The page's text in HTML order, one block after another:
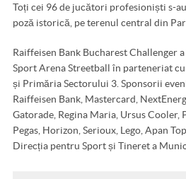
Toți cei 96 de jucători profesioniști s-
poză istorică, pe terenul central din
Raiffeisen Bank Bucharest Challenger
Sport Arena Streetball în parteneriat
și Primăria Sectorului 3. Sponsorii
Raiffeisen Bank, Mastercard,
Gatorade, Regina Maria, Ursus Cooler,
Pegas, Horizon, Serioux, Lego, Apan
Direcția pentru Sport și Tineret a